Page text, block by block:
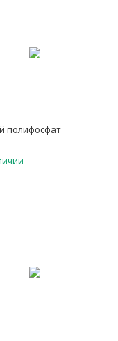
полифосфат